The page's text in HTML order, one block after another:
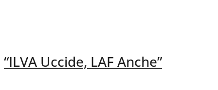
“ILVA Uccide, LAF Anche”